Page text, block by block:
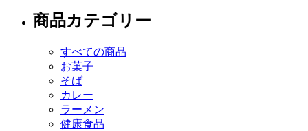
商品カテゴリー
すべての商品
お菓子
そば
カレー
ラーメン
健康食品